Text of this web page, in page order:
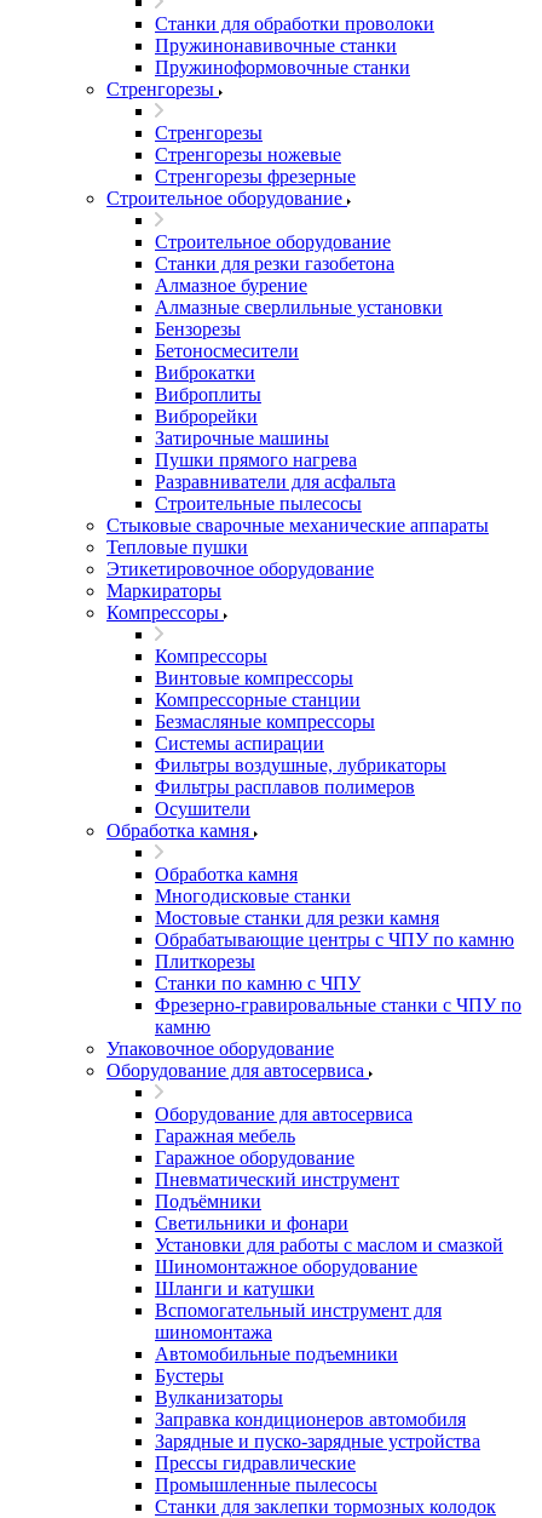
Станки для обработки проволоки
Пружинонавивочные станки
Пружиноформовочные станки
Стренгорезы
Стренгорезы
Стренгорезы ножевые
Стренгорезы фрезерные
Строительное оборудование
Строительное оборудование
Станки для резки газобетона
Алмазное бурение
Алмазные сверлильные установки
Бензорезы
Бетоносмесители
Виброкатки
Виброплиты
Виброрейки
Затирочные машины
Пушки прямого нагрева
Разравниватели для асфальта
Строительные пылесосы
Стыковые сварочные механические аппараты
Тепловые пушки
Этикетировочное оборудование
Маркираторы
Компрессоры
Компрессоры
Винтовые компрессоры
Компрессорные станции
Безмасляные компрессоры
Системы аспирации
Фильтры воздушные, лубрикаторы
Фильтры расплавов полимеров
Осушители
Обработка камня
Обработка камня
Многодисковые станки
Мостовые станки для резки камня
Обрабатывающие центры с ЧПУ по камню
Плиткорезы
Станки по камню с ЧПУ
Фрезерно-гравировальные станки с ЧПУ по
камню
Упаковочное оборудование
Оборудование для автосервиса
Оборудование для автосервиса
Гаражная мебель
Гаражное оборудование
Пневматический инструмент
Подъёмники
Светильники и фонари
Установки для работы с маслом и смазкой
Шиномонтажное оборудование
Шланги и катушки
Вспомогательный инструмент для
шиномонтажа
Автомобильные подъемники
Бустеры
Вулканизаторы
Заправка кондиционеров автомобиля
Зарядные и пуско-зарядные устройства
Прессы гидравлические
Промышленные пылесосы
Станки для заклепки тормозных колодок